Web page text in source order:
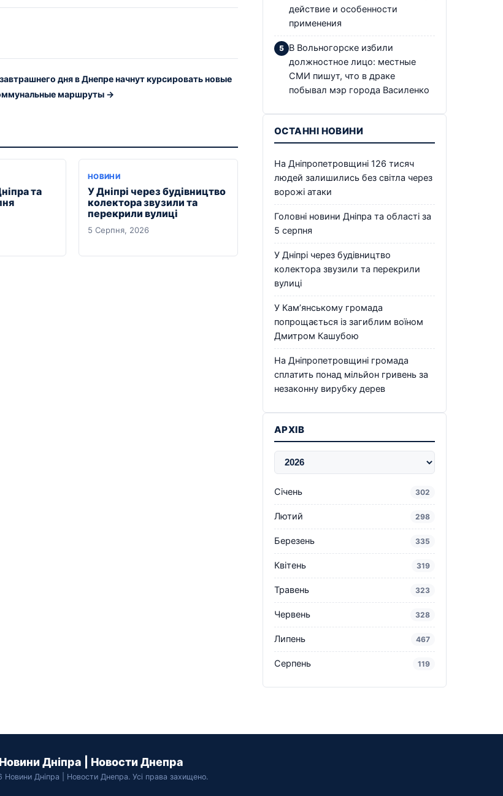
дня в Днепре начнут курсировать новые
маршруты →
та
НОВИНИ
У Дніпрі через будівництво
колектора звузили та
перекрили вулиці
5 Серпня, 2026
действие и особенности
применения
В Вольногорске избили
должностное лицо: местные
СМИ пишут, что в драке
побывал мэр города Василенко
ОСТАННІ НОВИНИ
На Дніпропетровщині 126 тисяч
людей залишились без світла через
ворожі атаки
Головні новини Дніпра та області за
5 серпня
У Дніпрі через будівництво
колектора звузили та перекрили
вулиці
У Кам’янському громада
попрощається із загиблим воїном
Дмитром Кашубою
На Дніпропетровщині громада
сплатить понад мільйон гривень за
незаконну вирубку дерев
АРХІВ
Січень 302
Лютий 298
Березень 335
Квітень 319
Травень 323
Червень 328
Липень 467
Серпень 119
Новини Дніпра | Новости Днепра
Дніпра | Новости Днепра. Усі права захищено.